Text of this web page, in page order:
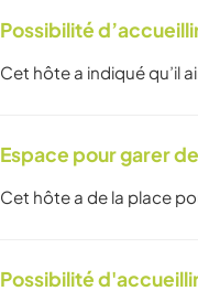
Possibilité
Cet hôte a indiqué qu’il
Espace pour garer
Cet hôte a de la place
Possibilité